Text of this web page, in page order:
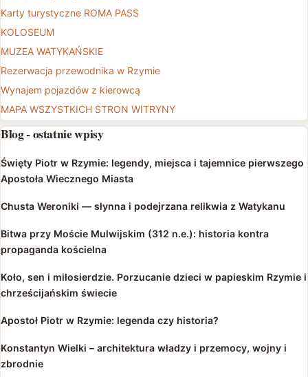
Karty turystyczne ROMA PASS
KOLOSEUM
MUZEA WATYKAŃSKIE
Rezerwacja przewodnika w Rzymie
Wynajem pojazdów z kierowcą
MAPA WSZYSTKICH STRON WITRYNY
Blog - ostatnie wpisy
Święty Piotr w Rzymie: legendy, miejsca i tajemnice pierwszego
Apostoła Wiecznego Miasta
Chusta Weroniki — słynna i podejrzana relikwia z Watykanu
Bitwa przy Moście Mulwijskim (312 n.e.): historia kontra
propaganda kościelna
Koło, sen i miłosierdzie. Porzucanie dzieci w papieskim Rzymie i
chrześcijańskim świecie
Apostoł Piotr w Rzymie: legenda czy historia?
Konstantyn Wielki – architektura władzy i przemocy, wojny i
zbrodnie